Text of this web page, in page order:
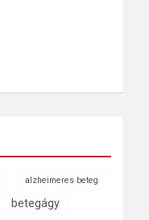
alzheimeres beteg
betegágy